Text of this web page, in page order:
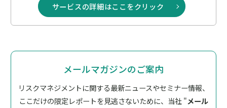
サービスの詳細はここをクリック
メールマガジンのご案内
リスクマネジメントに関する最新ニュースやセミナー情報、
ここだけの限定レポートを見逃さないために、 当社 "メール